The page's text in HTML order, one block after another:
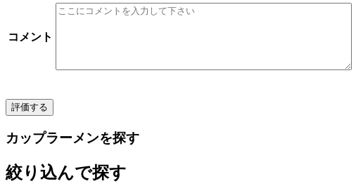
コメント
カップラーメンを探す
絞り込んで探す